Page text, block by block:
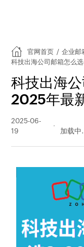
官网首页 / 企业邮
科技出海公司邮箱怎么
科技出海
2025年最
2025-06-
19
量